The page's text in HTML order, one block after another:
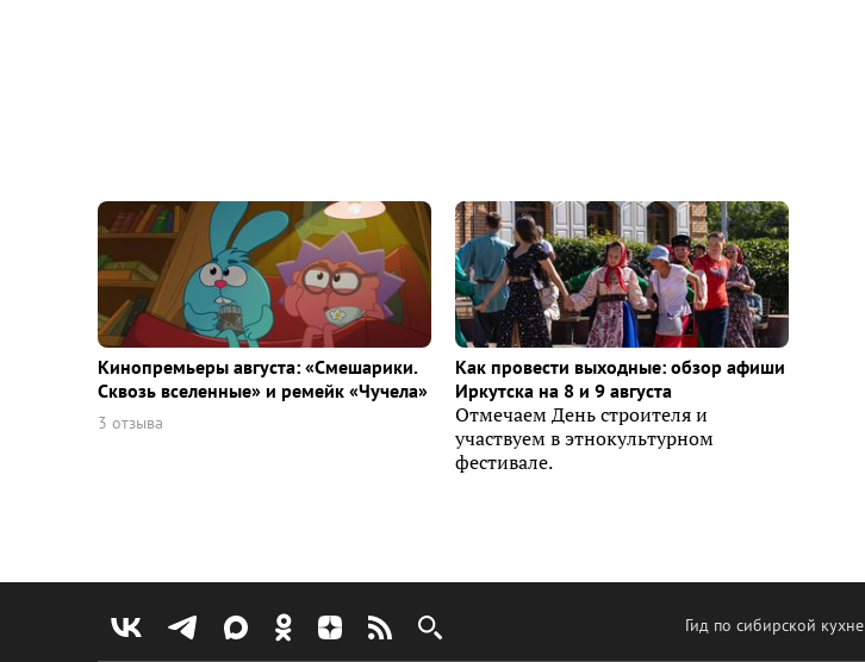
Кинопремьеры августа: «Смешарики.
Сквозь вселенные» и ремейк «Чучела»
3 отзыва
Как провести выходные: обзор афиши
Иркутска на 8 и 9 августа
Отмечаем День строителя и
участвуем в этнокультурном
фестивале.
Гид по сибирской кухне